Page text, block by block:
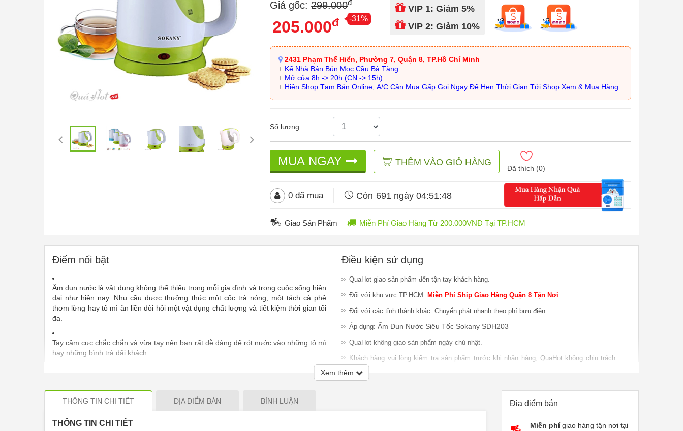
Giá gốc:299.000đ
205.000đ -31%
VIP 1: Giảm 5%
VIP 2: Giảm 10%
2431 Phạm Thế Hiển, Phường 7, Quận 8, TP.Hồ Chí Minh
+ Kế Nhà Bán Bún Mọc Cầu Bà Tàng
+ Mở cửa 8h -> 20h (CN -> 15h)
+ Hiện Shop Tạm Bán Online, A/C Cần Mua Gấp Gọi Ngay Để Hẹn Thời Gian Tới Shop Xem & Mua Hàng
Số lượng
MUA NGAY THÊM VÀO GIỎ HÀNG
Đã thích (0)
0đã mua Còn 691 ngày 04:51:45
Giao Sản Phẩm Miễn Phí Giao Hàng Từ 200.000VNĐ Tại TP.HCM
Điểm nổi bật
Ấm đun nước là vật dụng không thể thiếu trong mỗi gia đình và trong cuộc sống hiện
đại như hiện nay. Nhu cầu được thưởng thức một cốc trà nóng, một tách cà phê
thơm lừng hay tô mì ăn liền đòi hỏi một vật dụng chất lượng và tiết kiệm thời gian tối
đa.
Tay cầm cực chắc chắn và vừa tay nên bạn rất dễ dàng để rót nước vào những tô mì
hay những bình trà đãi khách.
Dễ sử dụng và dễ dàng tháo lắp khi lau chùi.
Có chức năng tự động ngắt khi nước sôi.
Điều kiện sử dụng
QuaHot giao sản phẩm đến tận tay khách hàng.
Đối với khu vực TP.HCM: Miễn Phí Ship Giao Hàng Quận 8 Tận Nơi
Đối với các tỉnh thành khác: Chuyển phát nhanh theo phí bưu điện.
Áp dụng: Ấm Đun Nước Siêu Tốc Sokany SDH203
QuaHot không giao sản phẩm ngày chủ nhật.
Khách hàng vui lòng kiểm tra sản phẩm trước khi nhận hàng, QuaHot không chịu trách
nhiệm đổi trả sản phẩm sau khi giao hàng.
Xem thêm
THÔNG TIN CHI TIẾT ĐỊA ĐIỂM BÁN BÌNH LUẬN
THÔNG TIN CHI TIẾT
Địa điểm bán
Miễn phígiao hàng tận nơi tại